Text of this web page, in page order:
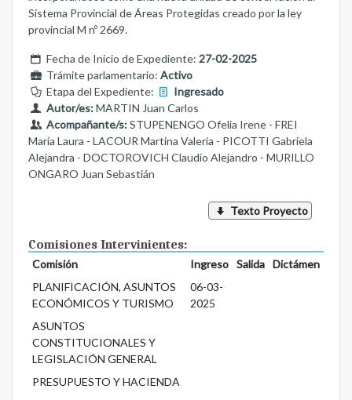
Sistema Provincial de Áreas Protegidas creado por la ley
provincial M nº 2669.
Fecha de Inicio de Expediente: 27-02-2025
Trámite parlamentario: Activo
Etapa del Expediente:
Ingresado
Autor/es:MARTIN Juan Carlos
Acompañante/s:STUPENENGO Ofelia Irene - FREI
María Laura - LACOUR Martina Valeria - PICOTTI Gabriela
Alejandra - DOCTOROVICH Claudio Alejandro - MURILLO
ONGARO Juan Sebastián
Texto Proyecto
Comisiones Intervinientes:
Comisión Ingreso Salida
Dictámen
PLANIFICACIÓN, ASUNTOS
ECONÓMICOS Y TURISMO
06-03-
2025
ASUNTOS
CONSTITUCIONALES Y
LEGISLACIÓN GENERAL
PRESUPUESTO Y HACIENDA